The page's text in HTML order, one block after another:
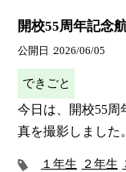
開校55周年記念
公開日 2026/06/05
できごと
今日は、開校55周
真を撮影しました
１年生 ２年生